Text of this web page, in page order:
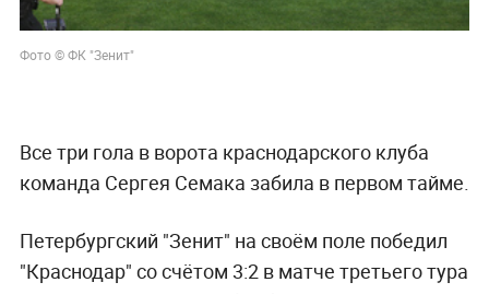
Фото © ФК "Зенит"
Все три гола в ворота краснодарского клуба
команда Сергея Семака забила в первом тайме.
Петербургский "Зенит" на своём поле победил
"Краснодар" со счётом 3:2 в матче третьего тура